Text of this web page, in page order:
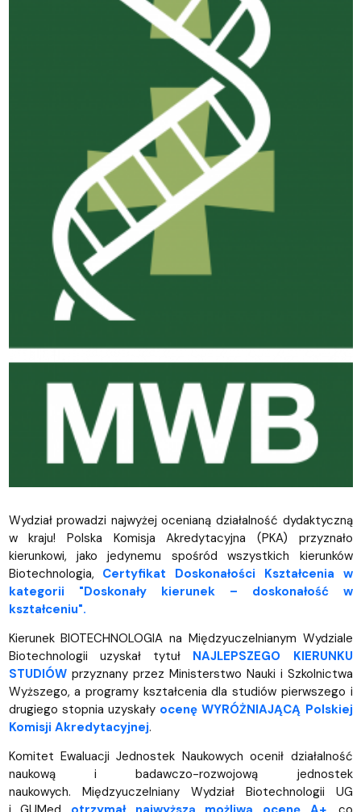
Wydział prowadzi najwyżej ocenianą działalność dydaktyczną
w kraju! Polska Komisja Akredytacyjna (PKA) przyznało
kierunkowi, jako jedynemu spośród wszystkich kierunków
Biotechnologia, Certyfikat Doskonałości Kształcenia w
kategorii "Doskonały kierunek – doskonałość w
kształceniu".
Kierunek BIOTECHNOLOGIA na Międzyuczelnianym Wydziale
Biotechnologii uzyskał tytuł
NAJLEPSZEGO KIERUNKU
STUDIÓW przyznany przez Ministerstwo Nauki i Szkolnictwa
Wyższego, a programy kształcenia dla studiów pierwszego i
drugiego stopnia uzyskały ocenę WYRÓŻNIAJĄCĄ Polskiej
Komisji Akredytacyjnej.
Komitet Ewaluacji Jednostek Naukowych ocenił działalność
naukową i badawczo-rozwojową jednostek
naukowych. Międzyuczelniany Wydział Biotechnologii UG